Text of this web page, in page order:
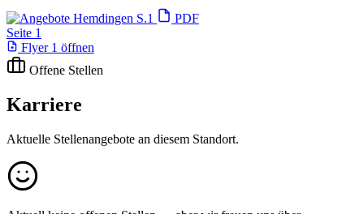
PDF
Seite 1
Flyer 1 öffnen
Offene Stellen
Karriere
Aktuelle Stellenangebote an diesem Standort.